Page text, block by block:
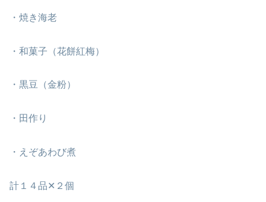
・焼き海老
・和菓子（花餅紅梅）
・黒豆（金粉）
・田作り
・えぞあわび煮
計１４品✕２個